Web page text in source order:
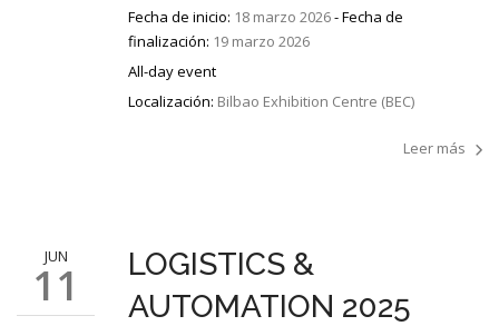
Fecha de inicio: 18 marzo 2026- Fecha de
finalización: 19 marzo 2026
All-day event
Localización: Bilbao Exhibition Centre (BEC)
Leer más
JUN
11
LOGISTICS &
AUTOMATION 2025